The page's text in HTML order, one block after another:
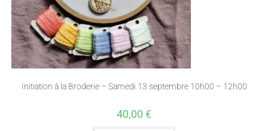
Initiation à la Broderie – Samedi 13 septembre 10h00 – 12h00
40,00 €